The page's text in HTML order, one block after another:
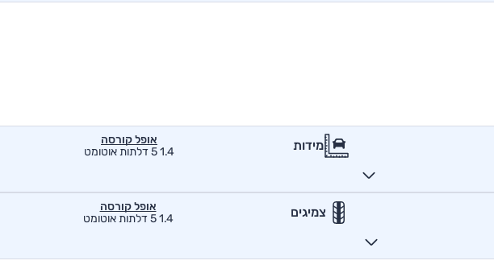
מידות
אופל קורסה
1.4 5 דלתות אוטומט
צמיגים
אופל קורסה
1.4 5 דלתות אוטומט